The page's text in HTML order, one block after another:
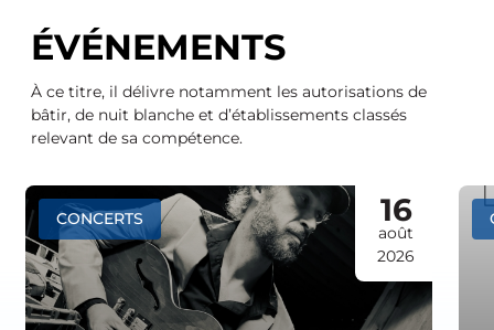
ÉVÉNEMENTS
À ce titre, il délivre notamment les autorisations de
bâtir, de nuit blanche et d’établissements classés
relevant de sa compétence.
CONCERTS 16
août
2026